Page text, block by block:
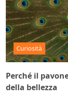
Curiosità
Perché il
della bellezza